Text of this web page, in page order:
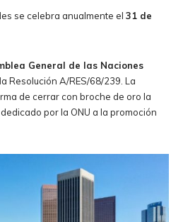
se celebra anualmente el 31 de
General de las Naciones
Resolución A/RES/68/239. La
de cerrar con broche de oro la
por la ONU a la promoción